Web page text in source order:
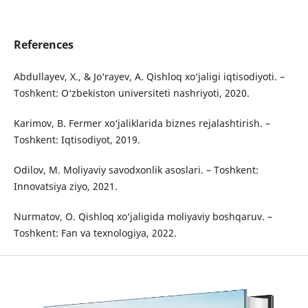
References
Abdullayev, X., & Jo‘rayev, A. Qishloq xo‘jaligi iqtisodiyoti. –
Toshkent: O‘zbekiston universiteti nashriyoti, 2020.
Karimov, B. Fermer xo‘jaliklarida biznes rejalashtirish. –
Toshkent: Iqtisodiyot, 2019.
Odilov, M. Moliyaviy savodxonlik asoslari. – Toshkent:
Innovatsiya ziyo, 2021.
Nurmatov, O. Qishloq xo‘jaligida moliyaviy boshqaruv. –
Toshkent: Fan va texnologiya, 2022.